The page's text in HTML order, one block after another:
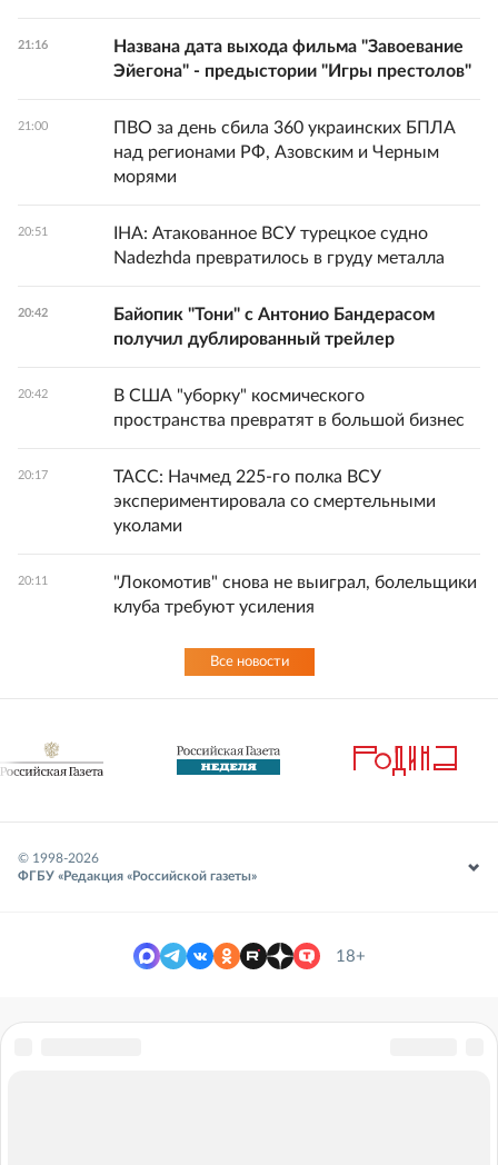
21:16
Названа дата выхода фильма "Завоевание
Эйегона" - предыстории "Игры престолов"
21:00
ПВО за день сбила 360 украинских БПЛА
над регионами РФ, Азовским и Черным
морями
20:51
IHA: Атакованное ВСУ турецкое судно
Nadezhda превратилось в груду металла
20:42
Байопик "Тони" с Антонио Бандерасом
получил дублированный трейлер
20:42
В США "уборку" космического
пространства превратят в большой бизнес
20:17
ТАСС: Начмед 225-го полка ВСУ
экспериментировала со смертельными
уколами
20:11
"Локомотив" снова не выиграл, болельщики
клуба требуют усиления
Все новости
© 1998-2026
ФГБУ «Редакция «Российской газеты»
18+